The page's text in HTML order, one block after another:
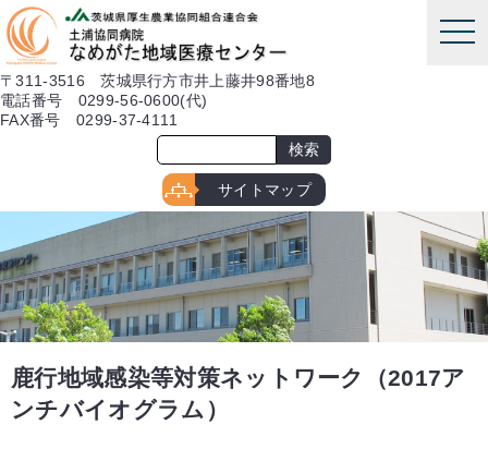
本文へ
〒311-3516 茨城県行方市井上藤井98番地8
電話番号 0299-56-0600(代)
FAX番号 0299-37-4111
サイトマップ
鹿行地域感染等対策ネットワーク（2017ア
ンチバイオグラム）